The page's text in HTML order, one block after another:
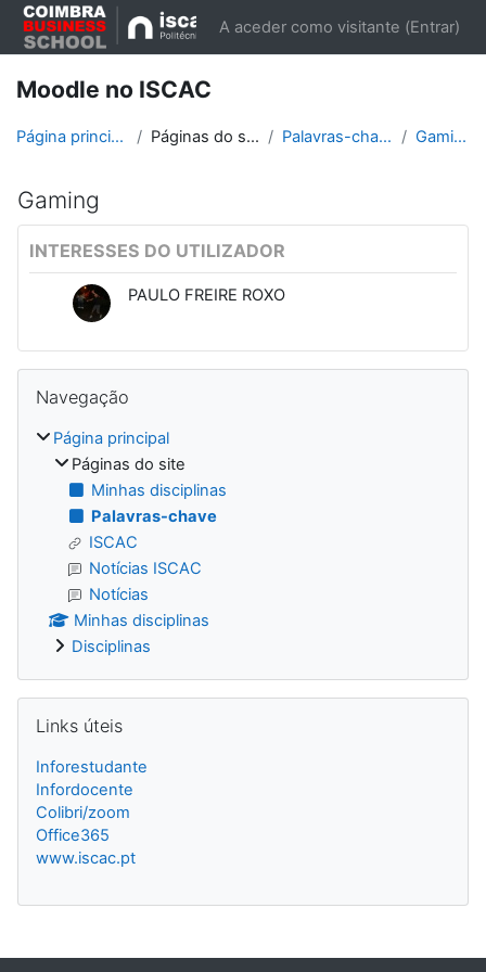
Ir para o conteúdo principal
A aceder como visitante (Entrar)
Moodle no ISCAC
Página principal Páginas do site Palavras-chave Gaming
Gaming
INTERESSES DO UTILIZADOR
PAULO FREIRE ROXO
Blocos
Navegação
Página principal
Páginas do site
Minhas disciplinas
Palavras-chave
ISCAC
Notícias ISCAC
Notícias
Minhas disciplinas
Disciplinas
Links úteis
Inforestudante
Infordocente
Colibri/zoom
Office365
www.iscac.pt
Blocos